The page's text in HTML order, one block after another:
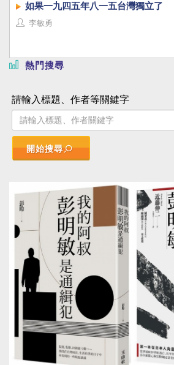
如果一九四五年八一五台灣獨立了
李敏勇
熱門搜尋
請輸入標題、作者等關鍵字
開始搜尋